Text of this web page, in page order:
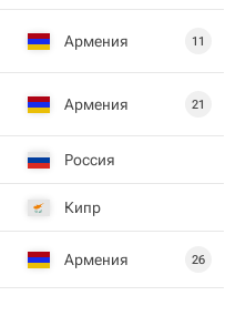
Армения 11
Армения 21
Россия
Кипр
Армения 26